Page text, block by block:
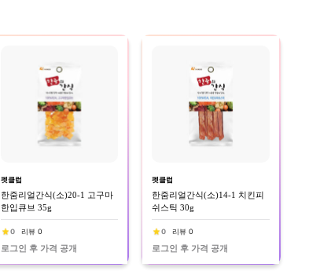
펫클럽
한줌리얼간식(소)20-1 고구마
한입큐브 35g
0 리뷰 0
로그인 후 가격 공개
펫클럽
한줌리얼간식(소)14-1 치킨피
쉬스틱 30g
0 리뷰 0
로그인 후 가격 공개